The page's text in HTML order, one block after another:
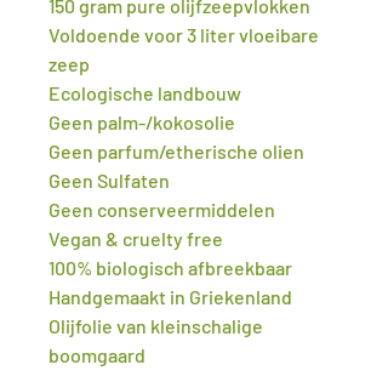
150 gram pure olijfzeepvlokken
Voldoende voor 3 liter vloeibare
zeep
Ecologische landbouw
Geen palm-/kokosolie
Geen parfum/etherische olien
Geen Sulfaten
Geen conserveermiddelen
Vegan & cruelty free
100% biologisch afbreekbaar
Handgemaakt in Griekenland
Olijfolie van kleinschalige
boomgaard